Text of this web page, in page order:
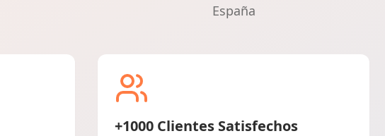
España
+1000 Clientes Satisfechos